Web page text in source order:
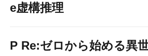
e虚構推理
P Re:ゼロから始める異